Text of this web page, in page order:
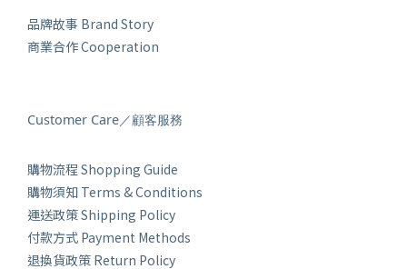
品牌故事 Brand Story
商業合作 Cooperation
Customer Care／顧客服務
購物流程 Shopping Guide
購物須知 Terms & Conditions
運送政策 Shipping Policy
付款方式 Payment Methods
退換貨政策 Return Policy